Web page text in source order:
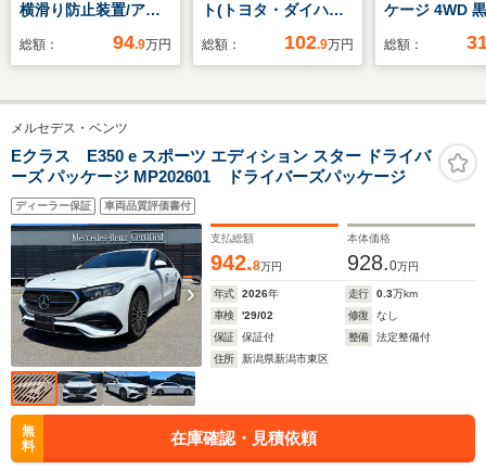
横滑り防止装置/アイ
ドリングストップ/禁
パワーウインドウ/キ
ーフリーシステム/パ
ワーステアリング/オ
ートライト
総額： 94.9万円
ト(トヨタ・ダイハツ)/
横滑り防止装置/アイ
席/エアバッグ 助手席/
ーフリーシステム/パ
ワーステアリング
総額： 102.9万円
ケージ 4WD
ト 純正ディ
ンナーミラー
ークルーズコ
ー ビルトイ
衝突軽減ブレ
マートキー
総額：
メルセデス・ベンツ
Eクラス E350 e スポーツ エディション スター ドライバ
ーズ パッケージ MP202601 ドライバーズパッケージ
ディーラー保証 車両品質評価書付
支払総額
942.8万円
本体価格
928.0万円
年式 2026年 走行 0.3万km
車検
'29/02 修復
なし
保証
保証付 整備
法定整備付
住所
新潟県新潟市東区
無
料
在庫確認・見積依頼